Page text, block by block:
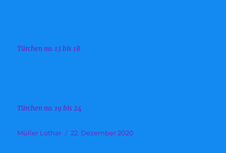
Türchen no. 13 bis 18
Türchen no. 19 bis 24
Autor
Müller Lothar
Veröffentlicht
22. Dezember 2020